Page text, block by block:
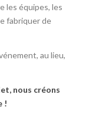
les équipes, les
fabriquer de
au lieu,
nous créons
!